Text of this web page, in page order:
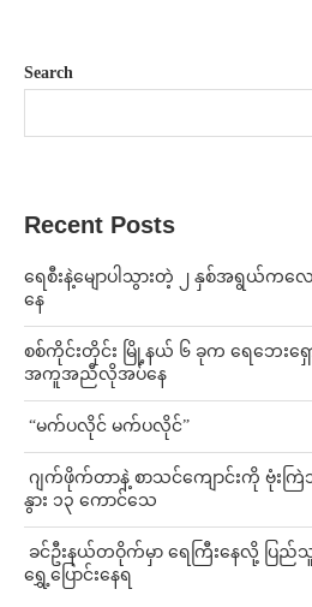
Search
Recent Posts
ရေစီးနဲ့မျောပါသွားတဲ့ ၂ နှစ်အရွယ်ကလေ
နေ
စစ်ကိုင်းတိုင်း မြို့နယ် ၆ ခုက ရေဘေးရှေ
အကူအညီလိုအပ်နေ
⁨ ⁨“မက်ပလိုင် မက်ပလိုင်”
ဂျက်ဖိုက်တာနဲ့ စာသင်ကျောင်းကို ဗုံးကြဲသွ
နွား ၁၃ ကောင်သေ
ခင်ဦးနယ်တဝိုက်မှာ ရေကြီးနေလို့ ပြည်
ရွှေ့ပြောင်းနေရ